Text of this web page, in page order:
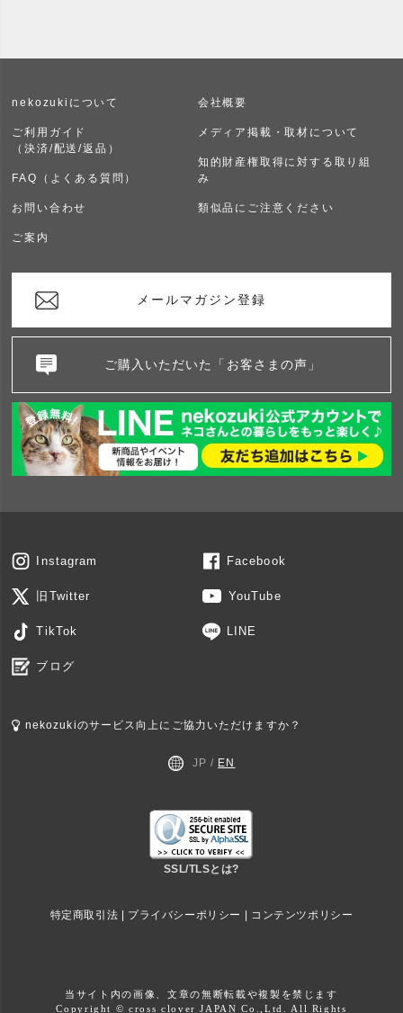
nekozukiについて
ご利用ガイド
（決済/配送/返品）
FAQ（よくある質問）
お問い合わせ
ご案内
会社概要
メディア掲載・取材について
知的財産権取得に対する取り組
み
類似品にご注意ください
メールマガジン登録
ご購入いただいた「お客さまの声」
Instagram Facebook
旧Twitter YouTube
TikTok LINE
ブログ
nekozukiのサービス向上にご協力いただけますか？
JP / EN
SSL/TLSとは?
特定商取引法 プライバシーポリシー コンテンツポリシー
当サイト内の画像、文章の無断転載や複製を禁じます
Copyright © cross clover JAPAN Co.,Ltd. All Rights